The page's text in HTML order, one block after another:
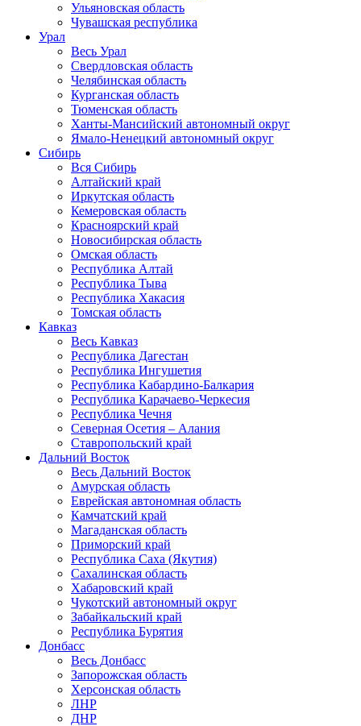
Ульяновская область
Чувашская республика
Урал
Весь Урал
Свердловская область
Челябинская область
Курганская область
Тюменская область
Ханты-Мансийский автономный округ
Ямало-Ненецкий автономный округ
Сибирь
Вся Сибирь
Алтайский край
Иркутская область
Кемеровская область
Красноярский край
Новосибирская область
Омская область
Республика Алтай
Республика Тыва
Республика Хакасия
Томская область
Кавказ
Весь Кавказ
Республика Дагестан
Республика Ингушетия
Республика Кабардино-Балкария
Республика Карачаево-Черкесия
Республика Чечня
Северная Осетия – Алания
Ставропольский край
Дальний Восток
Весь Дальний Восток
Амурская область
Еврейская автономная область
Камчатский край
Магаданская область
Приморский край
Республика Саха (Якутия)
Сахалинская область
Хабаровский край
Чукотский автономный округ
Забайкальский край
Республика Бурятия
Донбасс
Весь Донбасс
Запорожская область
Херсонская область
ЛНР
ДНР